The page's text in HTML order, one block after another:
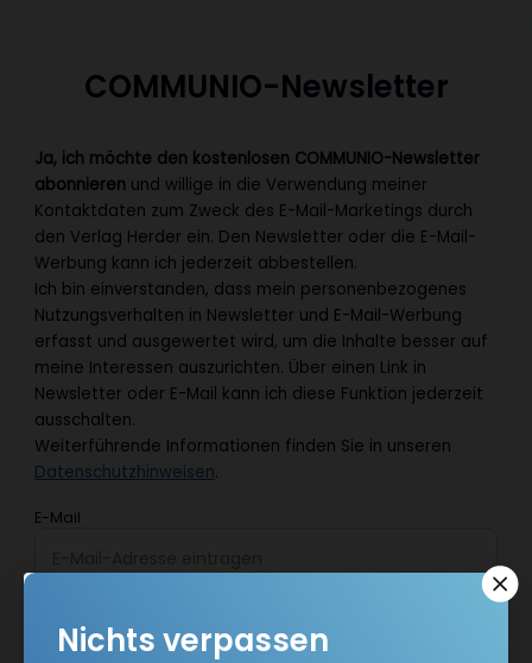
COMMUNIO-Newsletter
Ja, ich möchte den kostenlosen COMMUNIO-Newsletter
abonnieren und willige in die Verwendung meiner
Kontaktdaten zum Zweck des E-Mail-Marketings durch
den Verlag Herder ein. Den Newsletter oder die E-Mail-
Werbung kann ich jederzeit abbestellen.
Ich bin einverstanden, dass mein personenbezogenes
Nutzungsverhalten in Newsletter und E-Mail-Werbung
erfasst und ausgewertet wird, um die Inhalte besser auf
meine Interessen auszurichten. Über einen Link in
Newsletter oder E-Mail kann ich diese Funktion jederzeit
ausschalten.
Weiterführende Informationen finden Sie in unseren
Datenschutzhinweisen.
E-Mail
Jetzt anmelden
Nichts verpassen